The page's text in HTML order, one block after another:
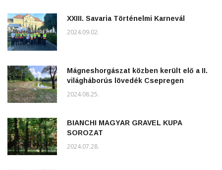
XXIII. Savaria Történelmi Karnevál
2024.09.02.
Mágneshorgászat közben került elő a II.
világháborús lövedék Csepregen
2024.08.25.
BIANCHI MAGYAR GRAVEL KUPA
SOROZAT
2024.07.28.